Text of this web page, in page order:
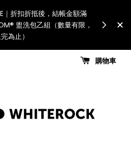
｜折扣折抵後，結帳金額滿
盥洗包乙組（數量有限，
為止）
購物車